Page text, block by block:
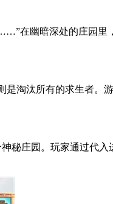
在幽暗深处的庄园里
淘汰所有的求生者。
庄园。玩家通过代入